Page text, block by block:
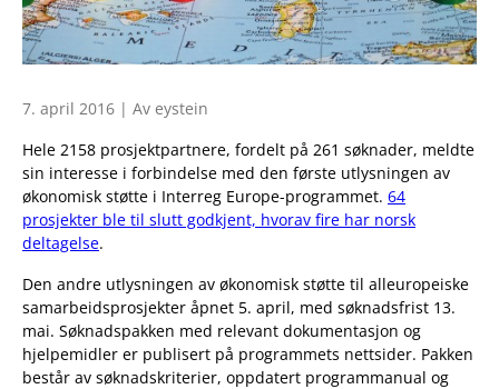
7. april 2016 | Av eystein
Hele 2158 prosjektpartnere, fordelt på 261 søknader, meldte
sin interesse i forbindelse med den første utlysningen av
økonomisk støtte i Interreg Europe-programmet. 64
prosjekter ble til slutt godkjent, hvorav fire har norsk
deltagelse.
Den andre utlysningen av økonomisk støtte til alleuropeiske
samarbeidsprosjekter åpnet 5. april, med søknadsfrist 13.
mai. Søknadspakken med relevant dokumentasjon og
hjelpemidler er publisert på programmets nettsider. Pakken
består av søknadskriterier, oppdatert programmanual og